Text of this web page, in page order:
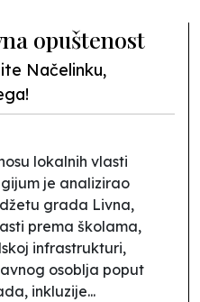
opuštenost
Načelinku,
lokalnih vlasti
je analizirao
grada Livna,
prema školama,
infrastrukturi,
osoblja poput
inkluzije...